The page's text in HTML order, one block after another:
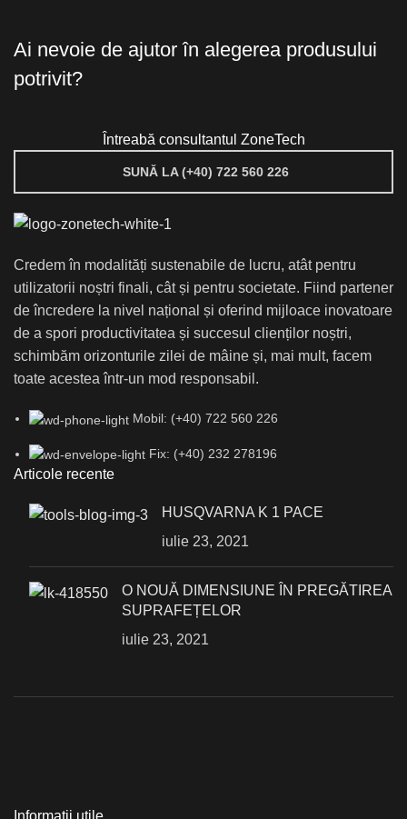
Ai nevoie de ajutor în alegerea produsului
potrivit?
Întreabă consultantul ZoneTech
SUNĂ LA (+40) 722 560 226
Credem în modalități sustenabile de lucru, atât pentru
utilizatorii noștri finali, cât și pentru societate. Fiind partener
de încredere la nivel național și oferind mijloace inovatoare
de a spori productivitatea și succesul clienților noștri,
schimbăm orizonturile zilei de mâine și, mai mult, facem
toate acestea într-un mod responsabil.
Mobil: (+40) 722 560 226
Fix: (+40) 232 278196
Articole recente
HUSQVARNA K 1 PACE
iulie 23, 2021
О NOUĂ DIMENSIUNE ÎN PREGĂTIREA
SUPRAFEȚELOR
iulie 23, 2021
Informații utile